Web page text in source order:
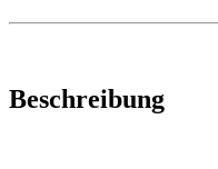
Beschreibung